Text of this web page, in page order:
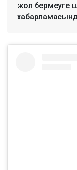
жол бермеуге